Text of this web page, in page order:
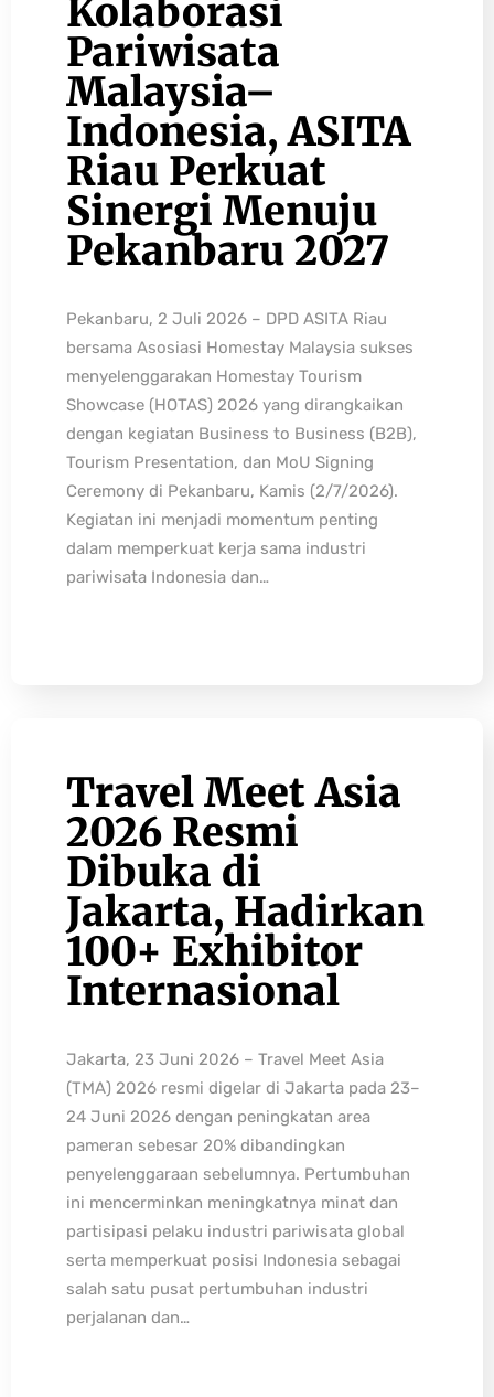
Kolaborasi
Pariwisata
Malaysia–
Indonesia, ASITA
Riau Perkuat
Sinergi Menuju
Pekanbaru 2027
Pekanbaru, 2 Juli 2026 – DPD ASITA Riau
bersama Asosiasi Homestay Malaysia sukses
menyelenggarakan Homestay Tourism
Showcase (HOTAS) 2026 yang dirangkaikan
dengan kegiatan Business to Business (B2B),
Tourism Presentation, dan MoU Signing
Ceremony di Pekanbaru, Kamis (2/7/2026).
Kegiatan ini menjadi momentum penting
dalam memperkuat kerja sama industri
pariwisata Indonesia dan…
Travel Meet Asia
2026 Resmi
Dibuka di
Jakarta, Hadirkan
100+ Exhibitor
Internasional
Jakarta, 23 Juni 2026 – Travel Meet Asia
(TMA) 2026 resmi digelar di Jakarta pada 23–
24 Juni 2026 dengan peningkatan area
pameran sebesar 20% dibandingkan
penyelenggaraan sebelumnya. Pertumbuhan
ini mencerminkan meningkatnya minat dan
partisipasi pelaku industri pariwisata global
serta memperkuat posisi Indonesia sebagai
salah satu pusat pertumbuhan industri
perjalanan dan…